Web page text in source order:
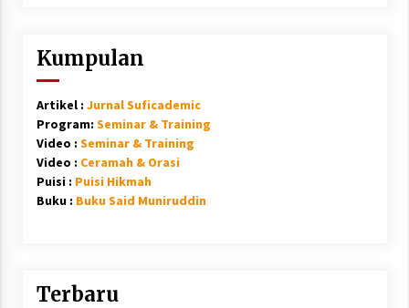
Kumpulan
Artikel : Jurnal Suficademic
Program: Seminar & Training
Video : Seminar & Training
Video : Ceramah & Orasi
Puisi : Puisi Hikmah
Buku : Buku Said Muniruddin
Terbaru